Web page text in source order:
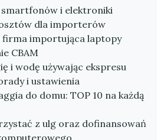
smartfonów i elektroniki
dla importerów
firma importująca laptopy
CBAM
i wodę używając ekspresu
i ustawienia
do domu: TOP 10 na każdą
z ulg oraz dofinansowań